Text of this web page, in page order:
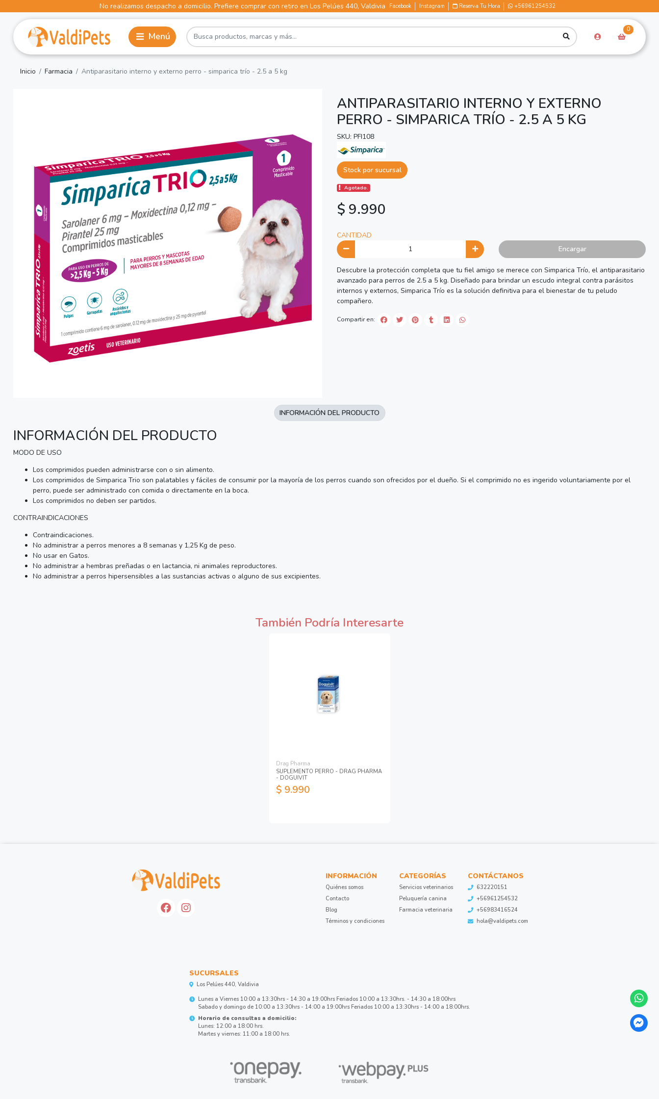
No realizamos despacho a domicilio. Prefiere comprar con retiro en Los Pelúes 440, Valdivia Facebook Instagram Reserva Tu Hora +56961254532
0
Inicio Farmacia Antiparasitario interno y externo perro - simparica trío - 2.5 a 5 kg
ANTIPARASITARIO INTERNO Y EXTERNO
PERRO - SIMPARICA TRÍO - 2.5 A 5 KG
SKU: PFI108
Stock por sucursal
Agotado.
$ 9.990
CANTIDAD
Encargar
Descubre la protección completa que tu fiel amigo se merece con Simparica Trío, el antiparasitario
avanzado para perros de 2.5 a 5 kg. Diseñado para brindar un escudo integral contra parásitos
internos y externos, Simparica Trío es la solución definitiva para el bienestar de tu peludo
compañero.
Compartir en:
INFORMACIÓN DEL PRODUCTO
MODO DE USO
Los comprimidos pueden administrarse con o sin alimento.
Los comprimidos de Simparica Trio son palatables y fáciles de consumir por la mayoría de los perros cuando son ofrecidos por el dueño. Si el comprimido no es ingerido voluntariamente por el
perro, puede ser administrado con comida o directamente en la boca.
Los comprimidos no deben ser partidos.
CONTRAINDICACIONES
Contraindicaciones.
No administrar a perros menores a 8 semanas y 1,25 Kg de peso.
No usar en Gatos.
No administrar a hembras preñadas o en lactancia, ni animales reproductores.
No administrar a perros hipersensibles a las sustancias activas o alguno de sus excipientes.
INFORMACIÓN DEL PRODUCTO
También Podría Interesarte
Drag Pharma
SUPLEMENTO PERRO - DRAG PHARMA
- DOGUIVIT
$ 9.990
INFORMACIÓN
Quiénes somos
Contacto
Blog
Términos y condiciones
CATEGORÍAS
Servicios veterinarios
Peluquería canina
Farmacia veterinaria
CONTÁCTANOS
632220151
+56961254532
+56983416524
hola@valdipets.com
SUCURSALES
Los Pelúes 440, Valdivia
Lunes a Viernes 10:00 a 13:30hrs - 14:30 a 19:00hrs Feriados 10:00 a 13:30hrs. - 14:30 a 18:00hrs
Sabado y domingo de 10:00 a 13:30hrs - 14:00 a 19:00hrs Feriados 10:00 a 13:30hrs - 14:00 a 18:00hrs.
Horario de consultas a domicilio:
Lunes: 12:00 a 18:00 hrs.
Martes y viernes: 11:00 a 18:00 hrs.